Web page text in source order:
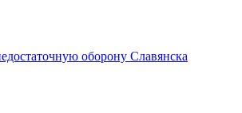
оборону Славянска